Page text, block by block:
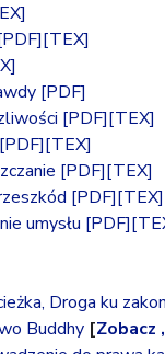
[TEX]
[PDF]
[PDF][TEX]
[PDF][TEX]
[PDF][TEX]
[PDF][TEX]
umysłu [PDF]
Droga ku
Buddhy [Zobacz